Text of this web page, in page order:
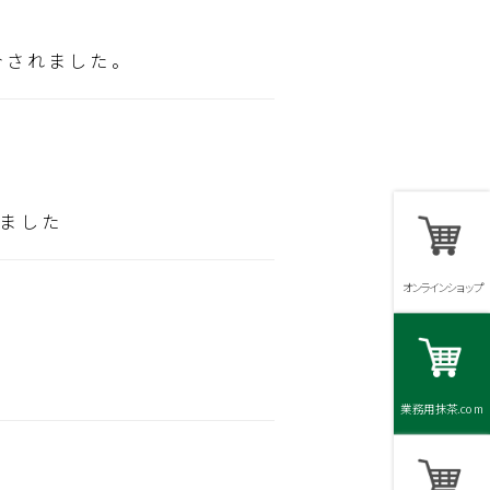
オンラインショップ
業務用抹茶.com
れました。
した